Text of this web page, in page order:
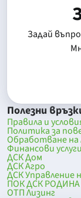
Задай
Полезни
Правила и
Политика за
Обработване на
Финансови
ДСК Дом
ДСК Агро
ДСК Управление
ПОК ДСК РОДИНА
ОТП Лизинг